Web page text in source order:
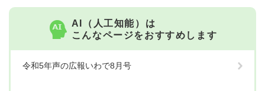
AI（人工知能）は
こんなページをおすすめします
令和5年声の広報いわで8月号